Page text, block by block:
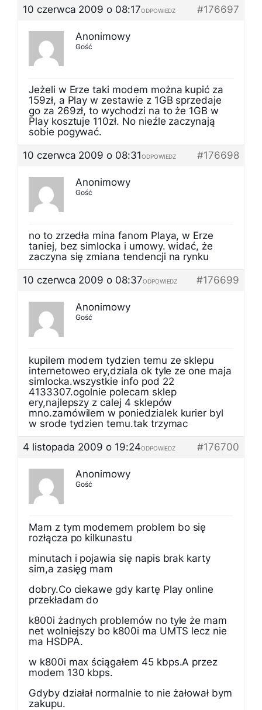
10 czerwca 2009 o 08:17 #176697
ODPOWIEDZ
Anonimowy
Gość
Jeżeli w Erze taki modem można kupić za
159zł, a Play w zestawie z 1GB sprzedaje
go za 269zł, to wychodzi na to że 1GB w
Play kosztuje 110zł. No nieźle zaczynają
sobie pogywać.
10 czerwca 2009 o 08:31
#176698
ODPOWIEDZ
Anonimowy
Gość
no to zrzedła mina fanom Playa, w Erze
taniej, bez simlocka i umowy. widać, że
zaczyna się zmiana tendencji na rynku
10 czerwca 2009 o 08:37
#176699
ODPOWIEDZ
Anonimowy
Gość
kupilem modem tydzien temu ze sklepu
internetoweo ery,dziala ok tyle ze one maja
simlocka.wszystkie info pod 22
4133307.ogolnie polecam sklep
ery,najlepszy z calej 4 sklepów
mno.zamówilem w poniedzialek kurier byl
w srode tydzien temu.tak trzymac
4 listopada 2009 o 19:24
#176700
ODPOWIEDZ
Anonimowy
Gość
Mam z tym modemem problem bo się
rozłącza po kilkunastu
minutach i pojawia się napis brak karty
sim,a zasięg mam
dobry.Co ciekawe gdy kartę Play online
przekładam do
k800i żadnych problemów no tyle że mam
net wolniejszy bo k800i ma UMTS lecz nie
ma HSDPA.
w k800i max ściągałem 45 kbps.A przez
modem 130 kbps.
Gdyby działał normalnie to nie żałował bym
zakupu.